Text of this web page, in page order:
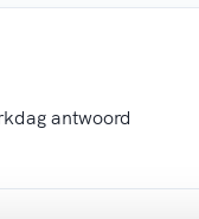
antwoord